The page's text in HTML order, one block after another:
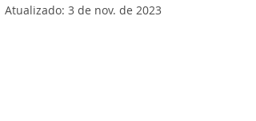
Atualizado: 3 de nov. de 2023